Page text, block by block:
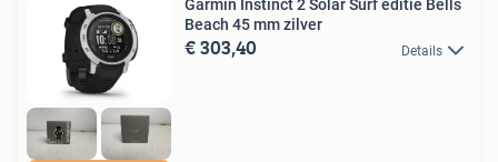
Garmin Instinct 2 Solar Surf editie Bells
Beach 45 mm zilver
€ 303,40 Details